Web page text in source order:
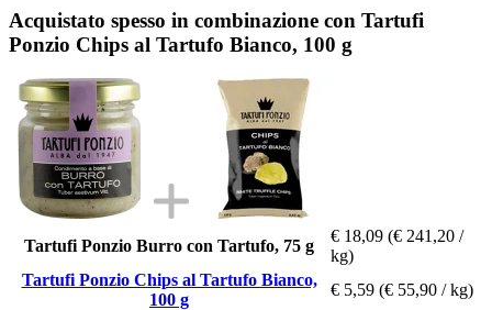
Acquistato spesso in combinazione con Tartufi
Ponzio Chips al Tartufo Bianco, 100 g
Tartufi Ponzio Burro con Tartufo, 75 g
€ 18,09 (€ 241,20 /
kg)
Tartufi Ponzio Chips al Tartufo Bianco,
100 g
€ 5,59 (€ 55,90 / kg)